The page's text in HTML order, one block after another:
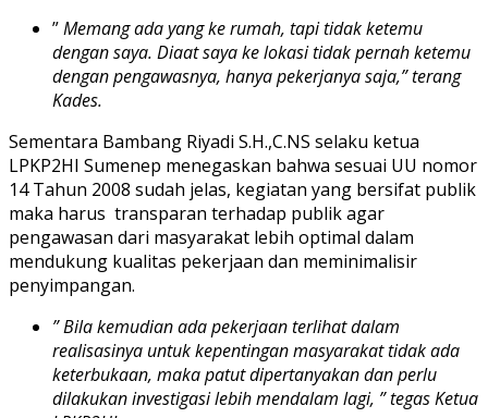
”Memang ada yang ke rumah, tapi tidak ketemu
dengan saya. Diaat saya ke lokasi tidak pernah ketemu
dengan pengawasnya, hanya pekerjanya saja,” terang
Kades.
Sementara Bambang Riyadi S.H.,C.NS selaku ketua
LPKP2HI Sumenep menegaskan bahwa sesuai UU nomor
14 Tahun 2008 sudah jelas, kegiatan yang bersifat publik
maka harus transparan terhadap publik agar
pengawasan dari masyarakat lebih optimal dalam
mendukung kualitas pekerjaan dan meminimalisir
penyimpangan.
” Bila kemudian ada pekerjaan terlihat dalam
realisasinya untuk kepentingan masyarakat tidak ada
keterbukaan, maka patut dipertanyakan dan perlu
dilakukan investigasi lebih mendalam lagi, ” tegas Ketua